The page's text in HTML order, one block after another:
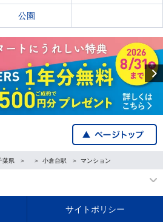
公園
葉県 小倉台駅 マンション
サイトポリシー